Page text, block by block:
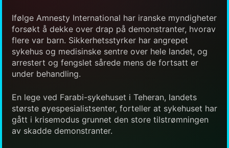
Ifølge Amnesty International har iranske myndigheter
forsøkt å dekke over drap på demonstranter, hvorav
flere var barn. Sikkerhetsstyrker har angrepet
sykehus og medisinske sentre over hele landet, og
arrestert og fengslet sårede mens de fortsatt er
under behandling.
En lege ved Farabi-sykehuset i Teheran, landets
største øyespesialistsenter, forteller at sykehuset har
gått i krisemodus grunnet den store tilstrømningen
av skadde demonstranter.